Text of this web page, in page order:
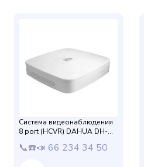
Система видеонаблюдения
8 port (HCVR) DAHUA DH-
📞☎️📣 66 234 34 50